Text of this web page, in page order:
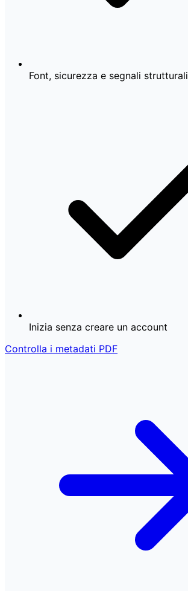
Font, sicurezza e segnali strutturali
Inizia senza creare un account
Controlla i metadati PDF